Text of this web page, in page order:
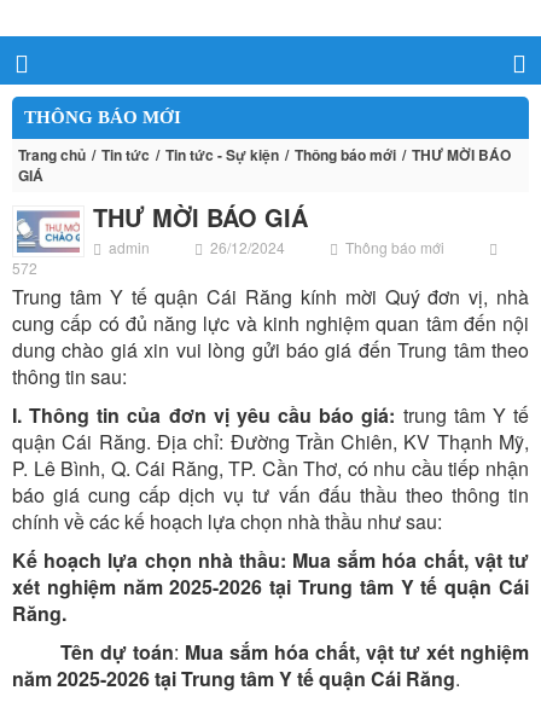
THÔNG BÁO MỚI
Trang chủ Tin tức Tin tức - Sự kiện Thông báo mới
THƯ MỜI BÁO
GIÁ
THƯ MỜI BÁO GIÁ
admin 26/12/2024
Thông báo mới
572
Trung tâm Y tế quận Cái Răng kính mời Quý đơn vị, nhà
cung cấp có đủ năng lực và kinh nghiệm quan tâm đến nội
dung chào giá xin vui lòng gửi báo giá đến Trung tâm theo
thông tin sau:
I. Thông tin của đơn vị yêu cầu báo giá: trung tâm Y tế
quận Cái Răng. Địa chỉ: Đường Trần Chiên, KV Thạnh Mỹ,
P. Lê Bình, Q. Cái Răng, TP. Cần Thơ, có nhu cầu tiếp nhận
báo giá cung cấp dịch vụ tư vấn đấu thầu theo thông tin
chính về các kế hoạch lựa chọn nhà thầu như sau:
Kế hoạch lựa chọn nhà thầu: Mua sắm hóa chất, vật tư
xét nghiệm năm 2025-2026 tại Trung tâm Y tế quận Cái
Răng.
Tên dự toán: Mua sắm hóa chất, vật tư xét nghiệm
năm 2025-2026tại Trung tâm Y tế quận Cái Răng.